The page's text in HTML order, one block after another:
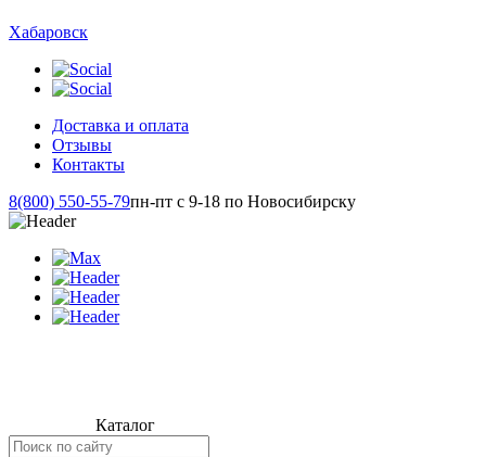
Хабаровск
Доставка и оплата
Отзывы
Контакты
8(800) 550-55-79пн-пт с 9-18 по Новосибирску
Каталог